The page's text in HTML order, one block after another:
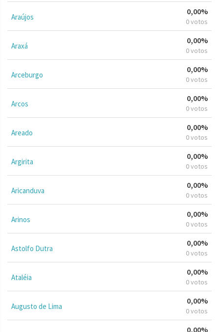
Araújos
0,00%
0 votos
Araxá
0,00%
0 votos
Arceburgo
0,00%
0 votos
Arcos
0,00%
0 votos
Areado
0,00%
0 votos
Argirita
0,00%
0 votos
Aricanduva
0,00%
0 votos
Arinos
0,00%
0 votos
Astolfo Dutra
0,00%
0 votos
Ataléia
0,00%
0 votos
Augusto de Lima
0,00%
0 votos
0,00%